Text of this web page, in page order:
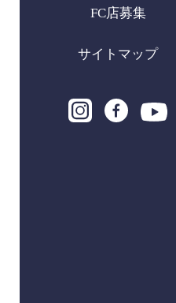
FC店募集
サイトマップ